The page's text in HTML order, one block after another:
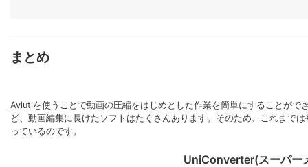
まとめ
Aviutlを使うことで動画の圧縮をはじめとした作業を簡単にすることが
ど、動画編集に長けたソフトはたくさんあります。そのため、これまで
っているのです。
UniConverter(スーパー